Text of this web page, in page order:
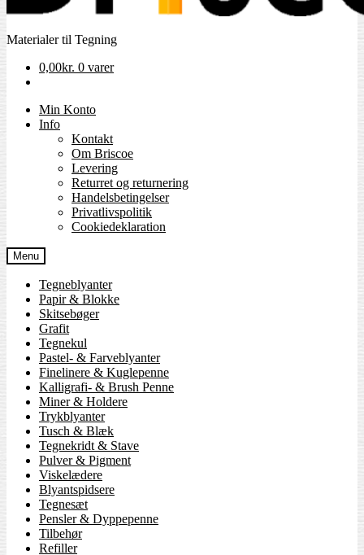
Materialer til Tegning
0,00kr. 0 varer
Min Konto
Info
Kontakt
Om Briscoe
Levering
Returret og returnering
Handels­betingelser
Privatlivspolitik
Cookiedeklaration
Menu
Tegneblyanter
Papir & Blokke
Skitsebøger
Grafit
Tegnekul
Pastel- & Farveblyanter
Finelinere & Kuglepenne
Kalligrafi- & Brush Penne
Miner & Holdere
Trykblyanter
Tusch & Blæk
Tegnekridt & Stave
Pulver & Pigment
Viskelædere
Blyantspidsere
Tegnesæt
Pensler & Dyppepenne
Tilbehør
Refiller